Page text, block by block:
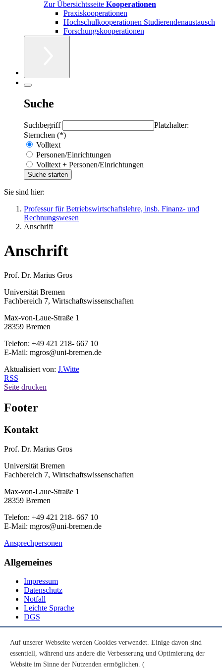
Zur Übersichtsseite Kooperationen
Praxiskooperationen
Hochschulkooperationen Studierendenaustausch
Forschungskooperationen
Suche
Suchbegriff
Platzhalter:
Sternchen (*)
Volltext
Personen/Einrichtungen
Volltext + Personen/Einrichtungen
Sie sind hier:
Professur für Betriebswirtschaftslehre, insb. Finanz- und
Rechnungswesen
Anschrift
Anschrift
Prof. Dr. Marius Gros
Universität Bremen
Fachbereich 7, Wirtschaftswissenschaften
Max-von-Laue-Straße 1
28359 Bremen
Telefon: +49 421 218- 667 10
E-Mail: mgros@uni-bremen.de
Aktualisiert von: J.Witte
RSS
Seite drucken
Footer
Kontakt
Prof. Dr. Marius Gros
Universität Bremen
Fachbereich 7, Wirtschaftswissenschaften
Max-von-Laue-Straße 1
28359 Bremen
Telefon: +49 421 218- 667 10
E-Mail: mgros@uni-bremen.de
Ansprechpersonen
Allgemeines
Impressum
Datenschutz
Notfall
Leichte Sprache
DGS
Youtube
Instagram
Auf unserer Webseite werden Cookies verwendet. Einige davon sind
essentiell, während uns andere die Verbesserung und Optimierung der
Website im Sinne der Nutzenden ermöglichen. (